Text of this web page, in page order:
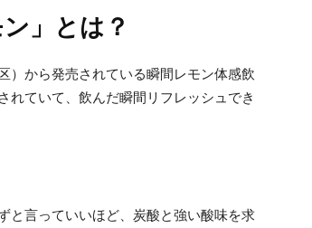
」とは？
）から発売されている瞬間レモン体感飲
れていて、飲んだ瞬間リフレッシュでき
と言っていいほど、炭酸と強い酸味を求